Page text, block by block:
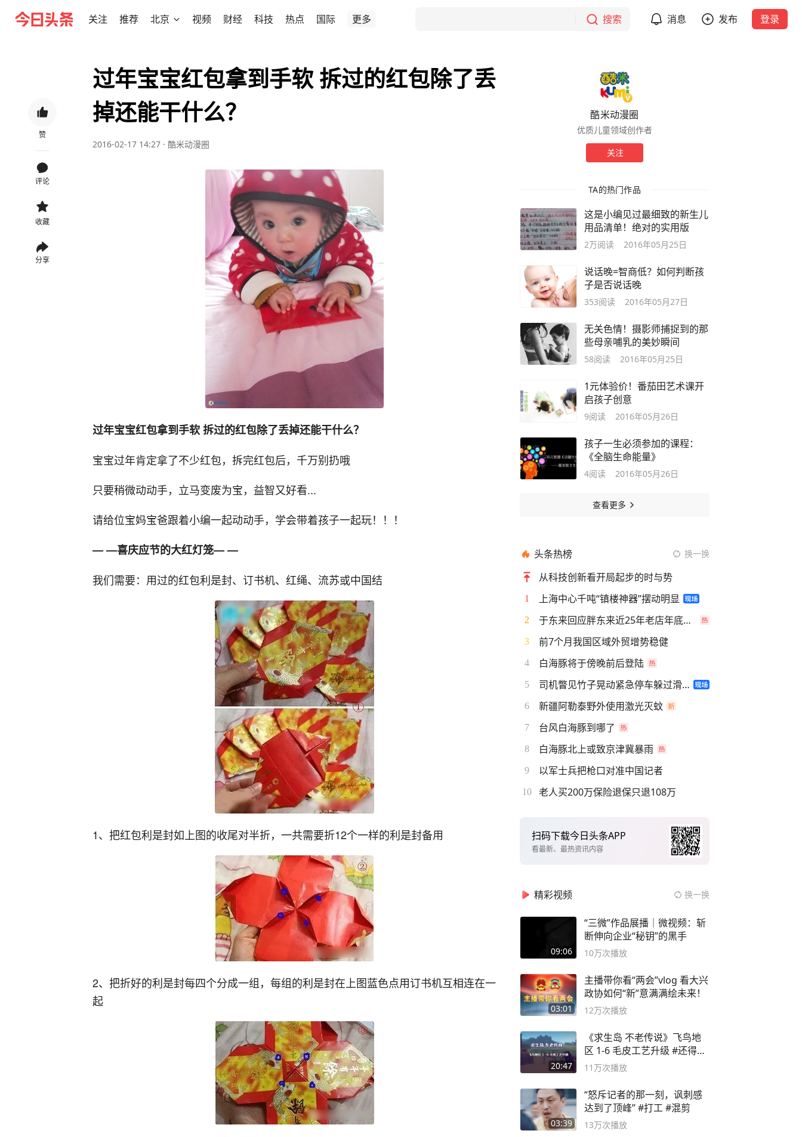
关注 推荐 北京 视频 财经 科技 热点 国际 更多 搜索 消息 发布 登录
赞
评论
收藏
分享
过年宝宝红包拿到手软 拆过的红包除了丢
掉还能干什么？
2016-02-17 14:27 · 酷米动漫圈
过年宝宝红包拿到手软 拆过的红包除了丢掉还能干什么？
宝宝过年肯定拿了不少红包，拆完红包后，千万别扔哦
只要稍微动动手，立马变废为宝，益智又好看...
请给位宝妈宝爸跟着小编一起动动手，学会带着孩子一起玩！！！
— —喜庆应节的大红灯笼— —
我们需要：用过的红包利是封、订书机、红绳、流苏或中国结
1、把红包利是封如上图的收尾对半折，一共需要折12个一样的利是封备用
2、把折好的利是封每四个分成一组，每组的利是封在上图蓝色点用订书机互相连在一
起
酷米动漫圈
优质儿童领域创作者
关注
TA的热门作品
这是小编见过最细致的新生儿
用品清单！绝对的实用版
2万阅读 2016年05月25日
说话晚=智商低？如何判断孩
子是否说话晚
353阅读 2016年05月27日
无关色情！摄影师捕捉到的那
些母亲哺乳的美妙瞬间
58阅读 2016年05月25日
1元体验价！番茄田艺术课开
启孩子创意
9阅读 2016年05月26日
孩子一生必须参加的课程：
《全脑生命能量》
4阅读 2016年05月26日
查看更多
头条热榜 换一换
从科技创新看开局起步的时与势
1 上海中心千吨“镇楼神器”摆动明显
2 于东来回应胖东来近25年老店年底关闭
3 前7个月我国区域外贸增势稳健
4 白海豚将于傍晚前后登陆
5 司机瞥见竹子晃动紧急停车躲过滑坡
6 新疆阿勒泰野外使用激光灭蚊
7 台风白海豚到哪了
8 白海豚北上或致京津冀暴雨
9 以军士兵把枪口对准中国记者
10 老人买200万保险退保只退108万
扫码下载今日头条APP
看最新、最热资讯内容
精彩视频 换一换
09:06
“三微”作品展播｜微视频：斩
断伸向企业“秘钥”的黑手
10万次播放
03:01
主播带你看“两会”vlog 看大兴
政协如何“新”意满满绘未来！
12万次播放
20:47
《求生岛 不老传说》飞鸟地
区 1-6 毛皮工艺升级 #还得是
主机大作
11万次播放
03:39
“怒斥记者的那一刻，讽刺感
达到了顶峰” #打工 #混剪
13万次播放